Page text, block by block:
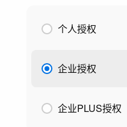
个人授权
企业授权
企业PLUS授权